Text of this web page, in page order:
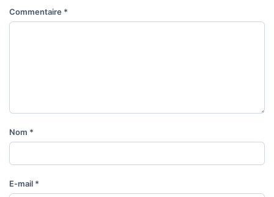
Commentaire *
Nom *
E-mail *